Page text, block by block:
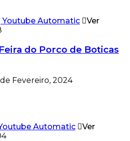
Ver
do Porco de Boticas
Fevereiro, 2024
Ver